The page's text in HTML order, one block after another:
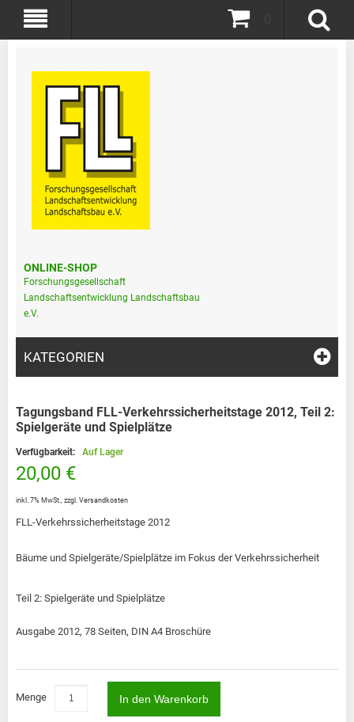
ONLINE-SHOP
Forschungsgesellschaft
Landschaftsentwicklung Landschaftsbau
e.V.
KATEGORIEN
Tagungsband FLL-Verkehrssicherheitstage 2012, Teil 2:
Spielgeräte und Spielplätze
Verfügbarkeit: Auf Lager
20,00 €
inkl. 7% MwSt., zzgl. Versandkosten
FLL-Verkehrssicherheitstage 2012
Bäume und Spielgeräte/Spielplätze im Fokus der Verkehrssicherheit
Teil 2: Spielgeräte und Spielplätze
Ausgabe 2012, 78 Seiten, DIN A4 Broschüre
Menge In den Warenkorb